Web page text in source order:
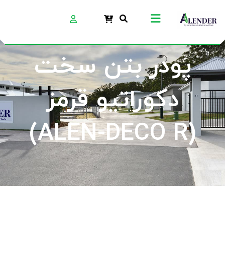
پودر بتن سخت
دکوراتیو قرمز
(ALEN-DECO R)